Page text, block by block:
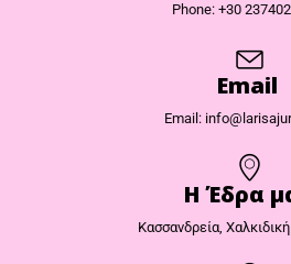
Phone: +30
Email
Email:
Η Έδρα
Κασσανδρεία,